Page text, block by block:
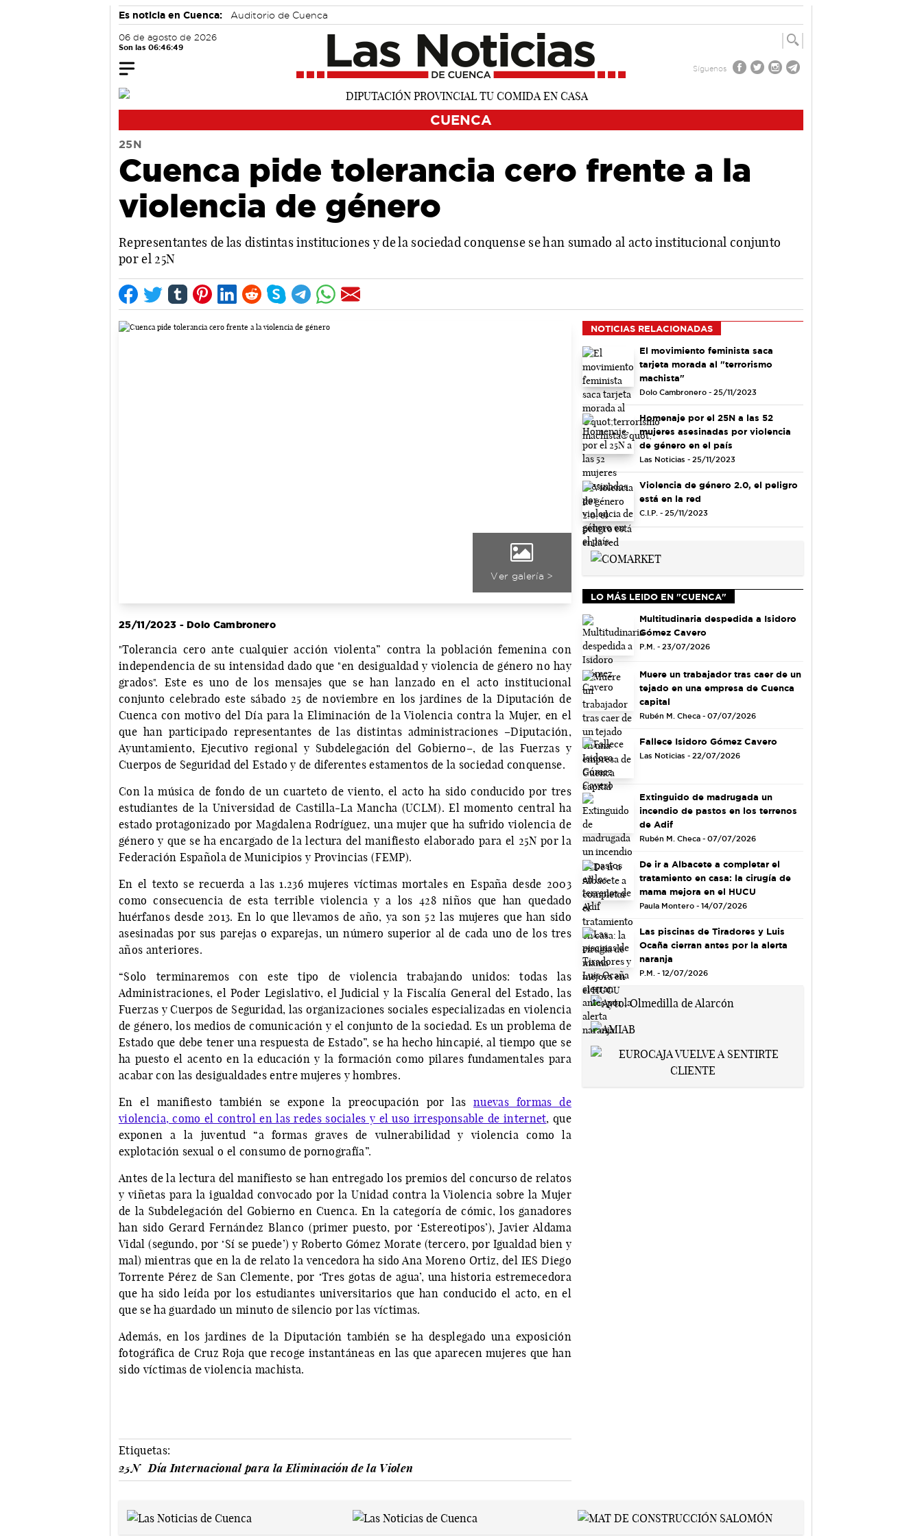
Es noticia en Cuenca: Auditorio de Cuenca
06 de agosto de 2026
Son las 06:46:50
Síguenos
CUENCA
25N
Cuenca pide tolerancia cero frente a la
violencia de género
Representantes de las distintas instituciones y de la sociedad conquense se han sumado al acto institucional conjunto
por el 25N
Ver galería >
25/11/2023 - Dolo Cambronero
"Tolerancia cero ante cualquier acción violenta” contra la población femenina con
independencia de su intensidad dado que "en desigualdad y violencia de género no hay
grados". Este es uno de los mensajes que se han lanzado en el acto institucional
conjunto celebrado este sábado 25 de noviembre en los jardines de la Diputación de
Cuenca con motivo del Día para la Eliminación de la Violencia contra la Mujer, en el
que han participado representantes de las distintas administraciones –Diputación,
Ayuntamiento, Ejecutivo regional y Subdelegación del Gobierno–, de las Fuerzas y
Cuerpos de Seguridad del Estado y de diferentes estamentos de la sociedad conquense.
Con la música de fondo de un cuarteto de viento, el acto ha sido conducido por tres
estudiantes de la Universidad de Castilla-La Mancha (UCLM). El momento central ha
estado protagonizado por Magdalena Rodríguez, una mujer que ha sufrido violencia de
género y que se ha encargado de la lectura del manifiesto elaborado para el 25N por la
Federación Española de Municipios y Provincias (FEMP).
En el texto se recuerda a las 1.236 mujeres víctimas mortales en España desde 2003
como consecuencia de esta terrible violencia y a los 428 niños que han quedado
huérfanos desde 2013. En lo que llevamos de año, ya son 52 las mujeres que han sido
asesinadas por sus parejas o exparejas, un número superior al de cada uno de los tres
años anteriores.
“Solo terminaremos con este tipo de violencia trabajando unidos: todas las
Administraciones, el Poder Legislativo, el Judicial y la Fiscalía General del Estado, las
Fuerzas y Cuerpos de Seguridad, las organizaciones sociales especializadas en violencia
de género, los medios de comunicación y el conjunto de la sociedad. Es un problema de
Estado que debe tener una respuesta de Estado”, se ha hecho hincapié, al tiempo que se
ha puesto el acento en la educación y la formación como pilares fundamentales para
acabar con las desigualdades entre mujeres y hombres.
En el manifiesto también se expone la preocupación por lasnuevas formas de
violencia, como el control en las redes sociales y el uso irresponsable de internet, que
exponen a la juventud “a formas graves de vulnerabilidad y violencia como la
explotación sexual o el consumo de pornografía”.
Antes de la lectura del manifiesto se han entregado los premios del concurso de relatos
y viñetas para la igualdad convocado por la Unidad contra la Violencia sobre la Mujer
de la Subdelegación del Gobierno en Cuenca. En la categoría de cómic, los ganadores
han sido Gerard Fernández Blanco (primer puesto, por ‘Estereotipos’), Javier Aldama
Vidal (segundo, por ‘Sí se puede’) y Roberto Gómez Morate (tercero, por Igualdad bien y
mal) mientras que en la de relato la vencedora ha sido Ana Moreno Ortiz, del IES Diego
Torrente Pérez de San Clemente, por ‘Tres gotas de agua’, una historia estremecedora
que ha sido leída por los estudiantes universitarios que han conducido el acto, en el
que se ha guardado un minuto de silencio por las víctimas.
Además, en los jardines de la Diputación también se ha desplegado una exposición
fotográfica de Cruz Roja que recoge instantáneas en las que aparecen mujeres que han
sido víctimas de violencia machista.
Etiquetas:
25N
Día Internacional para la Eliminación de la Violen
NOTICIAS RELACIONADAS
El movimiento feminista saca
tarjeta morada al "terrorismo
machista"
Dolo Cambronero - 25/11/2023
Homenaje por el 25N a las 52
mujeres asesinadas por violencia
de género en el país
Las Noticias - 25/11/2023
Violencia de género 2.0, el peligro
está en la red
C.I.P. - 25/11/2023
LO MÁS LEIDO EN "CUENCA"
Multitudinaria despedida a Isidoro
Gómez Cavero
P.M. - 23/07/2026
Muere un trabajador tras caer de un
tejado en una empresa de Cuenca
capital
Rubén M. Checa - 07/07/2026
Fallece Isidoro Gómez Cavero
Las Noticias - 22/07/2026
Extinguido de madrugada un
incendio de pastos en los terrenos
de Adif
Rubén M. Checa - 07/07/2026
De ir a Albacete a completar el
tratamiento en casa: la cirugía de
mama mejora en el HUCU
Paula Montero - 14/07/2026
Las piscinas de Tiradores y Luis
Ocaña cierran antes por la alerta
naranja
P.M. - 12/07/2026